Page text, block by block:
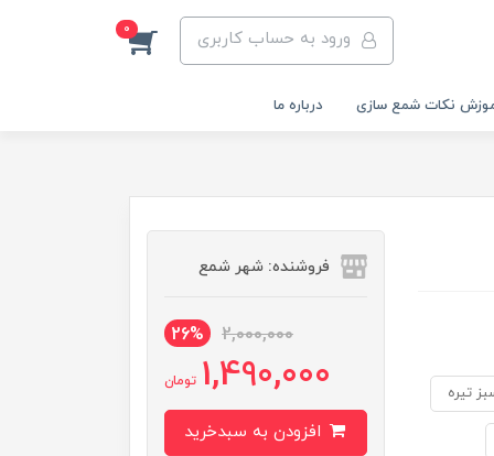
ورود به حساب کاربری 0
نکات شمع سازی درباره ما
تیره
فروشنده: شهر شمع
2,000,000
26%
1,490,000 تومان